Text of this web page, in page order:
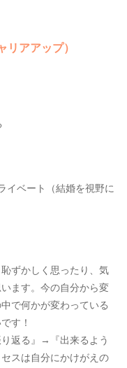
アアップ）
イベート（結婚を視野に
ずかしく思ったり、気
ます。今の自分から変
で何かが変わっている
す！
返る』→『出来るよう
スは自分にかけがえの